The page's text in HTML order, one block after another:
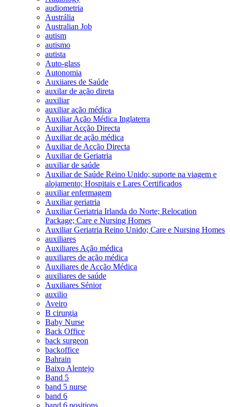
audiometria
Austrália
Australian Job
autism
autismo
autista
Auto-glass
Autonomia
Auxiiares de Saúde
auxilar de ação direta
auxiliar
auxiliar ação médica
Auxiliar Ação Médica Inglaterra
Auxiliar Acção Directa
Auxiliar de ação médica
Auxiliar de Acção Directa
Auxiliar de Geriatria
auxiliar de saúde
Auxiliar de Saúde Reino Unido; suporte na viagem e
alojamento; Hospitais e Lares Certificados
auxiliar enfermagem
Auxiliar geriatria
Auxiliar Geriatria Irlanda do Norte; Relocation
Package; Care e Nursing Homes
Auxiliar Geriatria Reino Unido; Care e Nursing Homes
auxiliares
Auxiliares Ação médica
auxiliares de ação médica
Auxiliares de Acção Médica
auxiliares de saúde
Auxiliares Sénior
auxilio
Aveiro
B cirurgia
Baby Nurse
Back Office
back surgeon
backoffice
Bahrain
Baixo Alentejo
Band 5
band 5 nurse
band 6
band 6 positions